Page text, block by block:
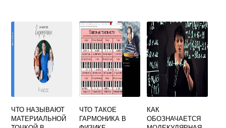
ЧТО НАЗЫВАЮТ
МАТЕРИАЛЬНОЙ
ЧТО ТАКОЕ
ГАРМОНИКА В
КАК
ОБОЗНАЧАЕТСЯ